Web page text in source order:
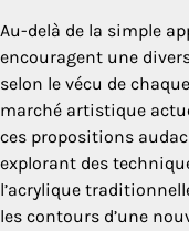
Au-delà de la simple
encouragent une
selon le vécu de
marché artistique
ces propositions
explorant des
l’acrylique
les contours d’une